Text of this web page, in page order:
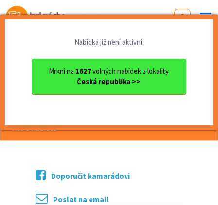
Od první brigády
Nabídka již není aktivní.
Mrkni na 1627volných nabídek z lokality
Česká republika >>
Olomoucký kraj
okres Olomouc
Olomouc
Lektorka/lektor do hudební ...
Lektorka/lektor do hudební školy
více o nabídce >>
Doporučit kamarádovi
Poslat na email